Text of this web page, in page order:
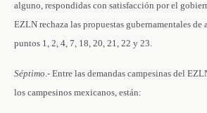
alguno, respondidas con satisfacción por el
EZLN rechaza las propuestas gubernamentales de
puntos 1, 2, 4, 7, 18, 20, 21, 22 y 23.
Séptimo.- Entre las demandas campesinas del
los campesinos mexicanos, están: